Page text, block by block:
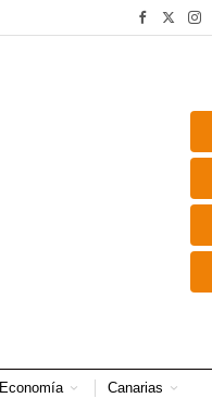
Economía Canarias